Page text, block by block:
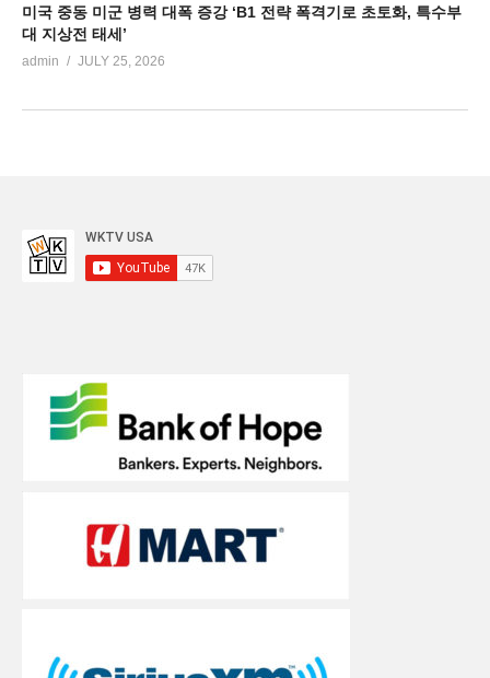
미국 중동 미군 병력 대폭 증강 ‘B1 전략 폭격기로 초토화, 특수부
대 지상전 태세’
admin JULY 25, 2026